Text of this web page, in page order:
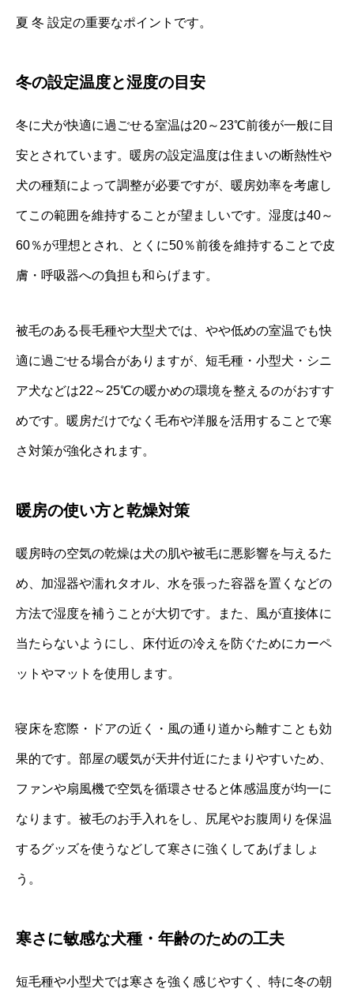
夏 冬 設定の重要なポイントです。
冬の設定温度と湿度の目安
冬に犬が快適に過ごせる室温は20～23℃前後が一般に目
安とされています。暖房の設定温度は住まいの断熱性や
犬の種類によって調整が必要ですが、暖房効率を考慮し
てこの範囲を維持することが望ましいです。湿度は40～
60％が理想とされ、とくに50％前後を維持することで皮
膚・呼吸器への負担も和らげます。
被毛のある長毛種や大型犬では、やや低めの室温でも快
適に過ごせる場合がありますが、短毛種・小型犬・シニ
ア犬などは22～25℃の暖かめの環境を整えるのがおすす
めです。暖房だけでなく毛布や洋服を活用することで寒
さ対策が強化されます。
暖房の使い方と乾燥対策
暖房時の空気の乾燥は犬の肌や被毛に悪影響を与えるた
め、加湿器や濡れタオル、水を張った容器を置くなどの
方法で湿度を補うことが大切です。また、風が直接体に
当たらないようにし、床付近の冷えを防ぐためにカーペ
ットやマットを使用します。
寝床を窓際・ドアの近く・風の通り道から離すことも効
果的です。部屋の暖気が天井付近にたまりやすいため、
ファンや扇風機で空気を循環させると体感温度が均一に
なります。被毛のお手入れをし、尻尾やお腹周りを保温
するグッズを使うなどして寒さに強くしてあげましょ
う。
寒さに敏感な犬種・年齢のための工夫
短毛種や小型犬では寒さを強く感じやすく、特に冬の朝